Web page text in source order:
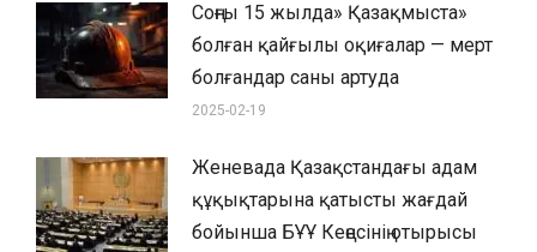
Соңғы 15 жылда» Қазақмыста»
болған қайғылы оқиғалар — мерт
болғандар саны артуда
2025-02-19
Женевада Қазақстандағы адам
құқықтарына қатысты жағдай
бойынша БҰҰ Кеңесінің отырысы